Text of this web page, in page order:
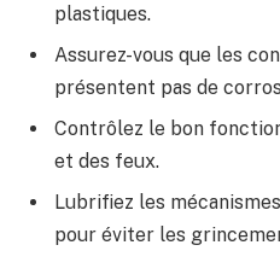
plastiques.
Assurez-vous que les
présentent pas de
Contrôlez le bon
et des feux.
Lubrifiez les
pour éviter les